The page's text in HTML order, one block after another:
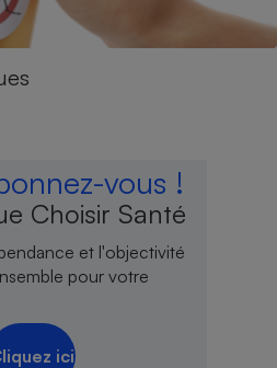
vous !
Choisir Santé
et l'objectivité
pour votre
ici